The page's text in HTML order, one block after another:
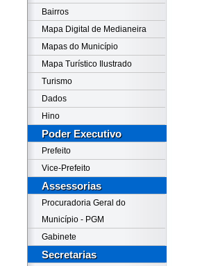
Bairros
Mapa Digital de Medianeira
Mapas do Município
Mapa Turístico Ilustrado
Turismo
Dados
Hino
Poder Executivo
Prefeito
Vice-Prefeito
Assessorias
Procuradoria Geral do
Município - PGM
Gabinete
Secretarias